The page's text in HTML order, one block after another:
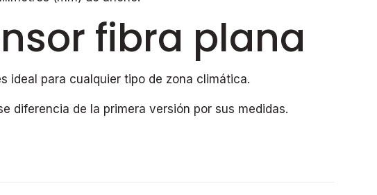
fibra plana
ideal para cualquier tipo de zona climática.
diferencia de la primera versión por sus medidas.